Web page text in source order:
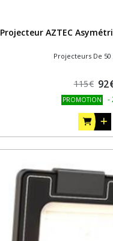
Projecteur AZTEC
Projecteurs De 50
115€ 92
PROMOTION -